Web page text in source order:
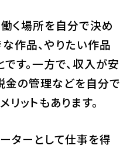
く場所を自分で決め
作品、やりたい作品
す。一方で、収入が安
金の管理などを自分で
ットもあります。
ターとして仕事を得